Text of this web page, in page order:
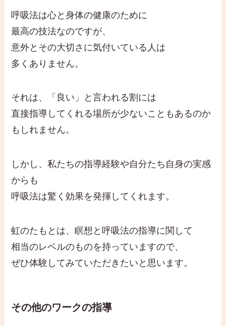
呼吸法は心と身体の健康のために
最高の技法なのですが、
意外とその大切さに気付いている人は
多くありません。
それは、「良い」と言われる割には
直接指導してくれる場所が少ないこともあるのか
もしれません。
しかし、私たちの指導経験や自分たち自身の実感
からも
呼吸法は驚く効果を発揮してくれます。
虹のたもとは、瞑想と呼吸法の指導に関して
相当のレベルのものを持っていますので、
ぜひ体験してみていただきたいと思います。
その他のワークの指導